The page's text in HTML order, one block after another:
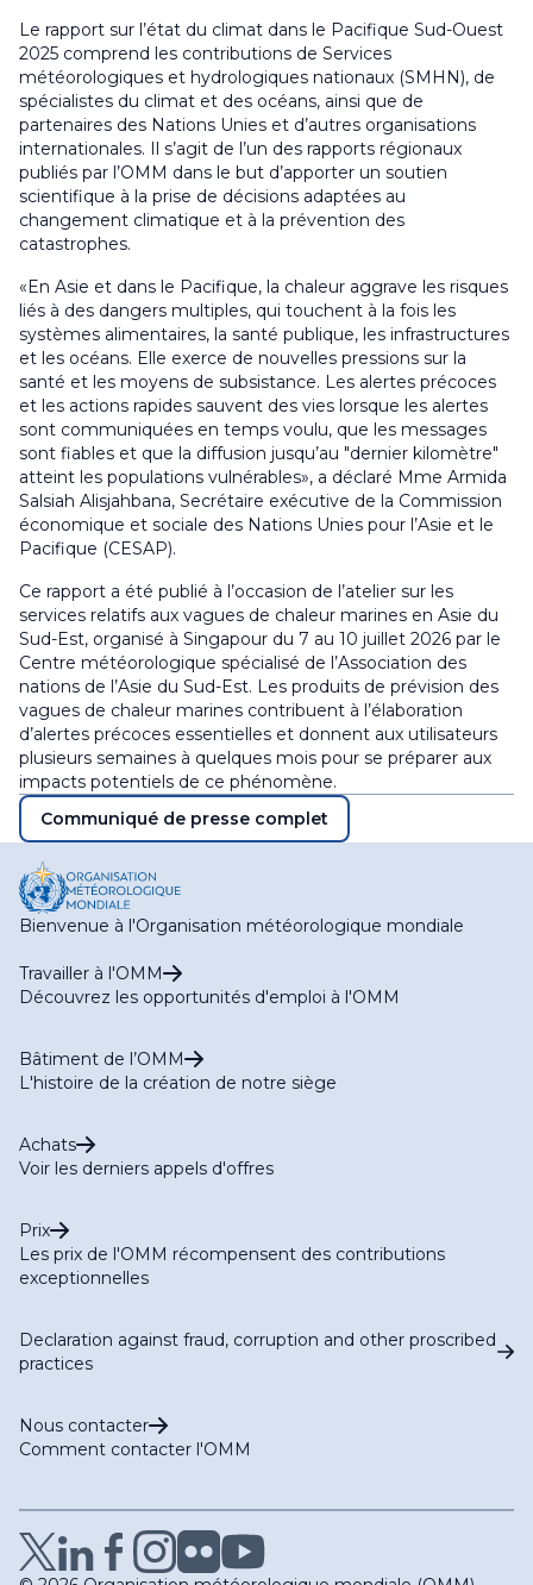
Le rapport sur l’état du climat dans le Pacifique Sud-Ouest
2025 comprend les contributions de Services
météorologiques et hydrologiques nationaux (SMHN), de
spécialistes du climat et des océans, ainsi que de
partenaires des Nations Unies et d’autres organisations
internationales. Il s’agit de l’un des rapports régionaux
publiés par l’OMM dans le but d’apporter un soutien
scientifique à la prise de décisions adaptées au
changement climatique et à la prévention des
catastrophes.
«En Asie et dans le Pacifique, la chaleur aggrave les risques
liés à des dangers multiples, qui touchent à la fois les
systèmes alimentaires, la santé publique, les infrastructures
et les océans. Elle exerce de nouvelles pressions sur la
santé et les moyens de subsistance. Les alertes précoces
et les actions rapides sauvent des vies lorsque les alertes
sont communiquées en temps voulu, que les messages
sont fiables et que la diffusion jusqu’au "dernier kilomètre"
atteint les populations vulnérables», a déclaré Mme Armida
Salsiah Alisjahbana, Secrétaire exécutive de la Commission
économique et sociale des Nations Unies pour l’Asie et le
Pacifique (CESAP).
Ce rapport a été publié à l’occasion de l’atelier sur les
services relatifs aux vagues de chaleur marines en Asie du
Sud-Est, organisé à Singapour du 7 au 10 juillet 2026 par le
Centre météorologique spécialisé de l’Association des
nations de l’Asie du Sud-Est. Les produits de prévision des
vagues de chaleur marines contribuent à l’élaboration
d’alertes précoces essentielles et donnent aux utilisateurs
plusieurs semaines à quelques mois pour se préparer aux
impacts potentiels de ce phénomène.
Communiqué de presse complet
Bienvenue à l'Organisation météorologique mondiale
Travailler à l'OMM
Découvrez les opportunités d'emploi à l'OMM
Bâtiment de l’OMM
L'histoire de la création de notre siège
Achats
Voir les derniers appels d'offres
Prix
Les prix de l'OMM récompensent des contributions
exceptionnelles
Declaration against fraud, corruption and other proscribed
practices
Nous contacter
Comment contacter l'OMM